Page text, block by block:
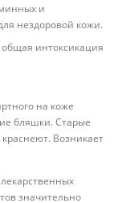
и
нездоровой кожи.
общая интоксикация
на коже
бляшки. Старые
Возникает
значительно